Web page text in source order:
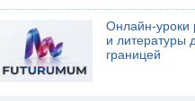
Онлайн-уроки
и литературы
границей